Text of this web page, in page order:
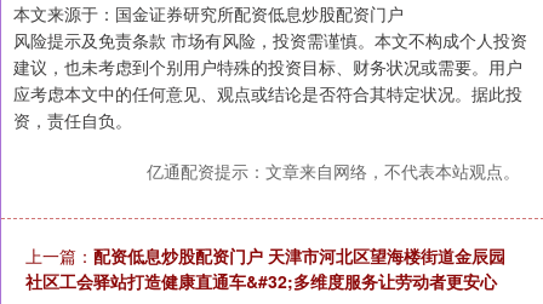
本文来源于：国金证券研究所配资低息炒股配资门户
风险提示及免责条款 市场有风险，投资需谨慎。本文不构成个人投资
建议，也未考虑到个别用户特殊的投资目标、财务状况或需要。用户
应考虑本文中的任何意见、观点或结论是否符合其特定状况。据此投
资，责任自负。
亿通配资提示：文章来自网络，不代表本站观点。
上一篇： 配资低息炒股配资门户 天津市河北区望海楼街道金辰园
社区工会驿站打造健康直通车&#32;多维度服务让劳动者更安心